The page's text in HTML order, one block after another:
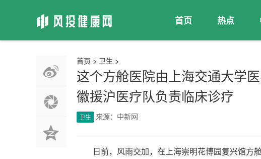
首页 热点
首页 > 卫生 >
这个方舱医院由上海交通大学
徽援沪医疗队负责临床诊疗
卫生 来源：中新网
日前，风雨交加，在上海崇明花博园复兴馆方